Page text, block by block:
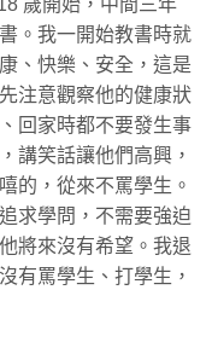
歲開始，中間三年
。我一開始教書時就
、快樂、安全，這是
注意觀察他的健康狀
回家時都不要發生事
講笑話讓他們高興，
的，從來不罵學生。
求學問，不需要強迫
將來沒有希望。我退
有罵學生、打學生，